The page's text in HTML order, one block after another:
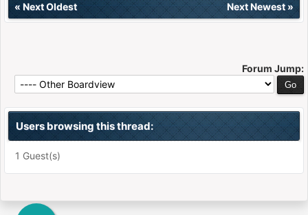
« Next Oldest Next Newest»
Forum Jump:
Users browsing this thread:
1 Guest(s)